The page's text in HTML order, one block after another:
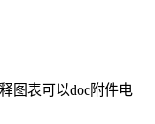
图表可以doc附件电